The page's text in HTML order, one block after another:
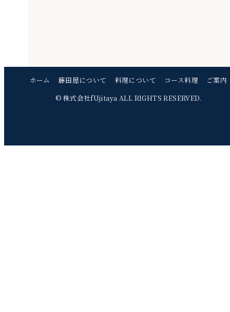
ホーム 藤田屋について 料理について コース料理
ご案内
© 株式会社fUjitaya ALL RIGHTS RESERVED.